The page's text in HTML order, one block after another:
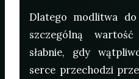
Dlatego modlitwa
szczególną
słabnie, gdy
serce przechodzi